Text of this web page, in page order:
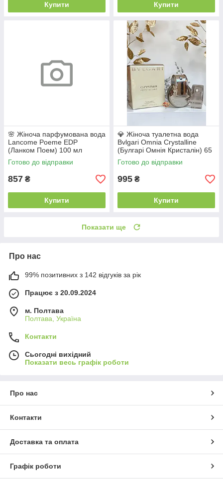
Купити Купити
🌸 Жіноча парфумована вода
Lancome Poeme EDP
(Ланком Поем) 100 мл
Квіткові Пудрові Солодкі
Стійкі Шлейфові
Готово до відправки
857 ₴
Купити
💎 Жіноча туалетна вода
Bvlgari Omnia Crystalline
(Булгарі Омнія Кристалін) 65
мл Водяні Квіткові Свіжі Легкі
Стійкі Шлейфові
Готово до відправки
995 ₴
Купити
Показати ще
Про нас
99% позитивних з 142 відгуків за рік
Працює з 20.09.2024
м. Полтава
Полтава, Україна
Контакти
Сьогодні вихідний
Показати весь графік роботи
Про нас
Контакти
Доставка та оплата
Графік роботи